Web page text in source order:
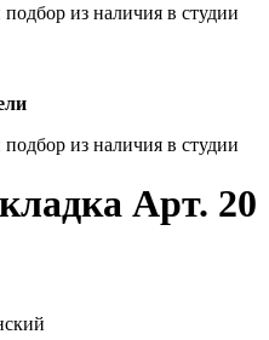
из наличия в студии
из наличия в студии
Арт. 20